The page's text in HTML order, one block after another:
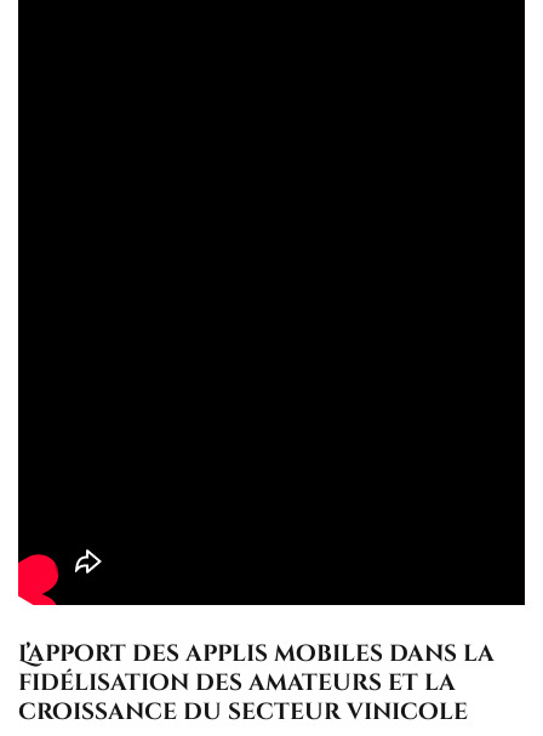
L’apport des applis mobiles dans la
fidélisation des amateurs et la
croissance du secteur vinicole